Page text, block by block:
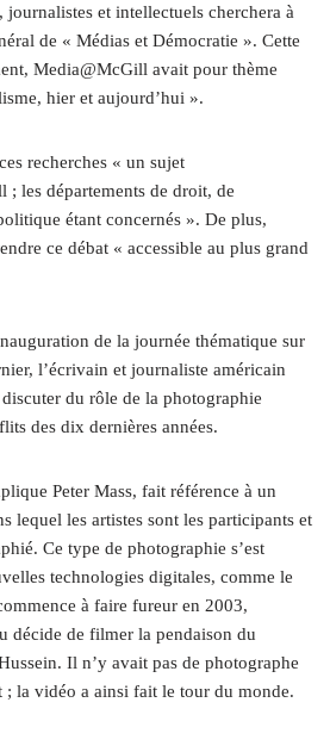
et intellectuels cherchera à
de « Médias et Démocratie ». Cette
Media@McGill avait pour thème
hier et aujourd’hui ».
recherches « un sujet
les départements de droit, de
étant concernés ». De plus,
ce débat « accessible au plus grand
de la journée thématique sur
l’écrivain et journaliste américain
du rôle de la photographie
des dix dernières années.
Peter Mass, fait référence à un
lequel les artistes sont les participants et
Ce type de photographie s’est
technologies digitales, comme le
à faire fureur en 2003,
décide de filmer la pendaison du
Il n’y avait pas de photographe
la vidéo a ainsi fait le tour du monde.